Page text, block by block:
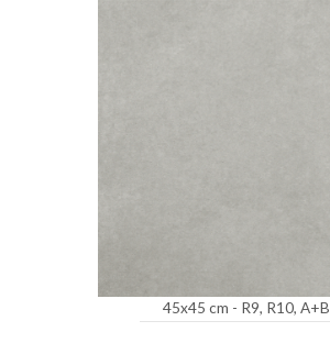
45x45 cm - R9, R10, A+B